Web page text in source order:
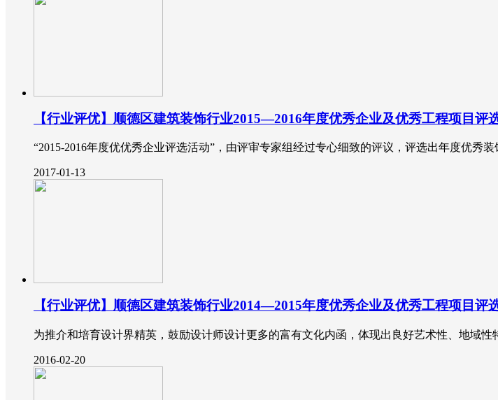
【行业评优】顺德区建筑装饰行业2015—2016年度优秀企业及优秀工程项目评
“2015-2016年度优优秀企业评选活动”，由评审专家组经过专心细致的评议，评选出年度优秀
2017-01-13
【行业评优】顺德区建筑装饰行业2014—2015年度优秀企业及优秀工程项目评
为推介和培育设计界精英，鼓励设计师设计更多的富有文化内函，体现出良好艺术性、地域
2016-02-20